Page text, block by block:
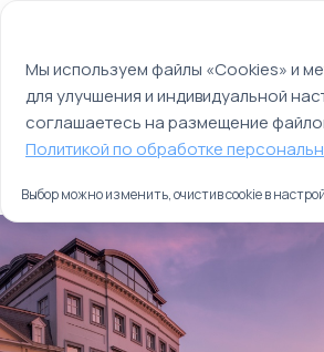
Главная
История, архитектура,
Мы используем файлы «Cookies» и
для улучшения и индивидуальной
соглашаетесь на размещение
Политикой по обработке
Выбор можно изменить, очистив cookie в